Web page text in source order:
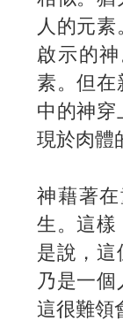
人的元
啟示的
素。但在
中的神穿
現於肉體
神藉著
生。這樣
是說，這
乃是一
這很難領